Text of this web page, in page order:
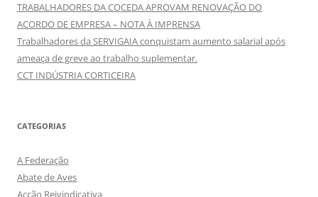
TRABALHADORES DA COCEDA APROVAM RENOVAÇÃO DO
ACORDO DE EMPRESA – NOTA À IMPRENSA
Trabalhadores da SERVIGAIA conquistam aumento salarial após
ameaça de greve ao trabalho suplementar.
CCT INDÚSTRIA CORTICEIRA
CATEGORIAS
A Federação
Abate de Aves
Acção Reivindicativa